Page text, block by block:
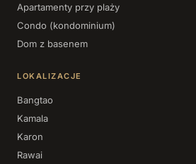
Apartamenty przy plaży
Condo (kondominium)
Dom z basenem
LOKALIZACJE
Bangtao
Kamala
Karon
Rawai